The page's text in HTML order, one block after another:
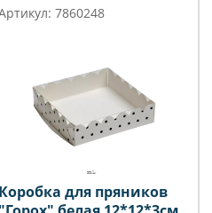
7860248
для пряников